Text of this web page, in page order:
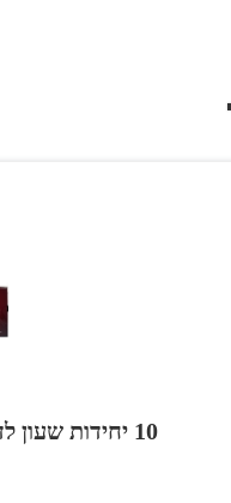
10 יחידות שעון לד צבע אדום 36סמ על 15 בעברית